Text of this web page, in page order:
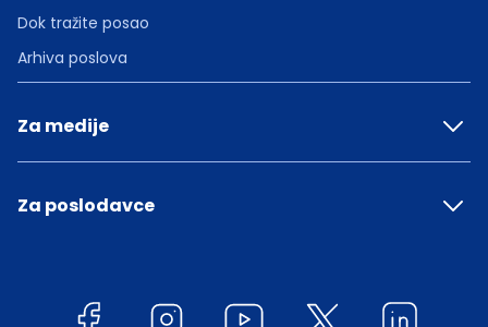
Dok tražite posao
Arhiva poslova
Za medije
Za poslodavce